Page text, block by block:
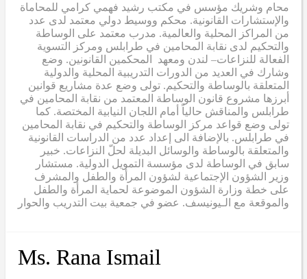
محام وشريك مؤسس في مكتب رشيد فهمي كرامي للمحاماة
والإستشارات القانونية. محكم ووسيط دولي معتمد لدى عدد
من المراكز المحلية والعالمية. مدرب معتمد على الوساطة
والتحكيم لدى نقابة المحامين في طرابلس ومركز التسوية
الفعالة للنزاعات– لندن ومعهد المحكمين القانونين. وضع
وشارك في العديد من الدورات التدريبية المحلية والدولية
المتعلقة بالوساطة والتحكيم. تولى وضع عدة مشاريع قوانين
أبرزها مشروع قانون الوساطة المعتمد من نقابة المحامين في
طرابلس والمناقش حالياً أمام اللجان النيابية المختصة. كما
تولى وضع قواعد مركز الوساطة والتحكيم في نقابة المحامين
في طرابلس. بالإضافة الى إعداد عدد من الدراسات القانونية
والمتعلقة بالوساطة والوسائل البديلة لحلّ النزاعات. خبير
سابق في الوساطة لدى مؤسسة التمويل الدولية. مستشار
وزير الشؤون الإجتماعية لشؤون المرأة والطفل والمشرف
على خطة وزارة الشؤون الموضوعة لحماية المرأة والطفل
والموقعة مع الـيونيسف. عضو في جمعية بيت التدريب والحوار
Ms. Rana Ismail